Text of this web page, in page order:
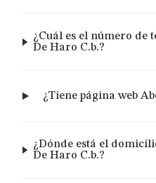
¿Cuál es el número de
De Haro C.b.?
¿Tiene página web
¿Dónde está el
De Haro C.b.?